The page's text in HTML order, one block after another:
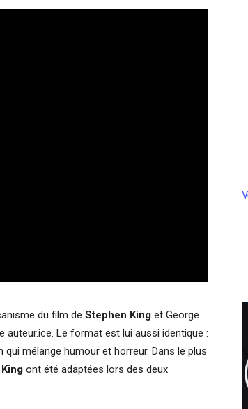
du film de Stephen King et George
auteur.ice. Le format est lui aussi identique :
mélange humour et horreur. Dans le plus
ont été adaptées lors des deux